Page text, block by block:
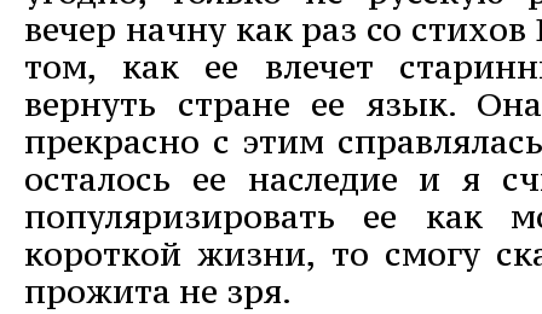
вечер начну как раз со
том, как ее влечет
вернуть стране ее язык.
прекрасно с этим
осталось ее наследие и я
популяризировать ее как
короткой жизни, то смогу
прожита не зря.